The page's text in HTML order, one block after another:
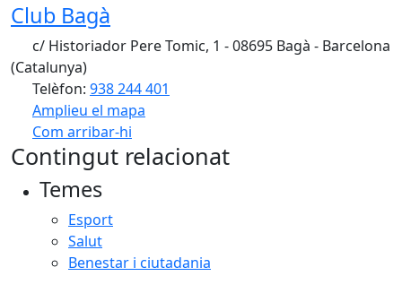
Club Bagà
c/ Historiador Pere Tomic, 1 - 08695 Bagà - Barcelona
(Catalunya)
Telèfon: 938 244 401
Amplieu el mapa
Com arribar-hi
+
Contingut relacionat
Temes
Esport
Salut
Benestar i ciutadania